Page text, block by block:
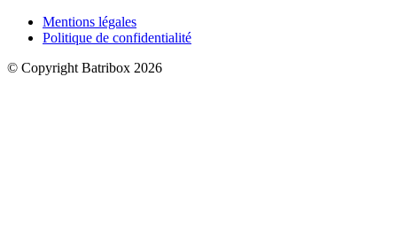
Mentions légales
Politique de confidentialité
© Copyright Batribox 2026